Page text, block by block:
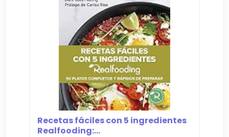
Recetas fáciles con 5 ingredientes
Realfooding:...